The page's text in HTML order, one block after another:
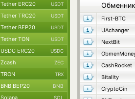
Обменник
First-BTC
UAchanger
NextBit
CashRocket
Bitality
CryptoGin
Tether ERC20 USDT
Tether TRC20 USDT
Tether BEP20 USDT
Tether TON USDT
USDC ERC20 USDC
Zcash ZEC
TRON TRX
BNB BEP20 BNB
Solana SOL